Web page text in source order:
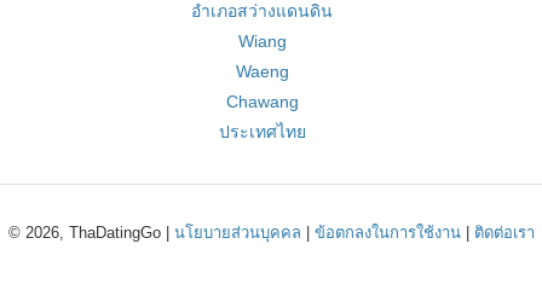
อำเภอสว่างแดนดิน
Wiang
Waeng
Chawang
ประเทศไทย
© 2026, ThaDatingGo | นโยบายส่วนบุคคล ข้อตกลงในการใช้งาน| ติดต่อเรา